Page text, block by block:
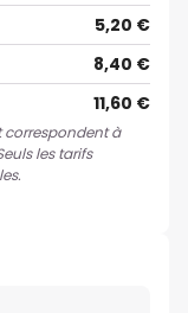
5,20 €
8,40 €
11,60 €
correspondent à
les tarifs